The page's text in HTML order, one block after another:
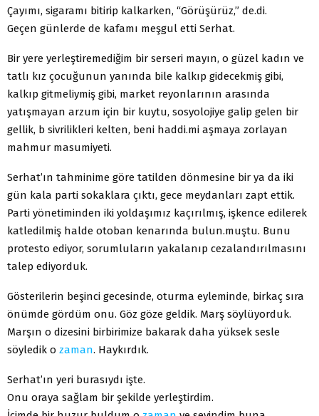
Çayımı, sigaramı bitirip kalkarken, “Görüşürüz,” de.di.
Geçen günlerde de kafamı meşgul etti Serhat.
Bir yere yerleştiremediğim bir serseri mayın, o güzel kadın ve
tatlı kız çocuğunun yanında bile kalkıp gidecekmiş gibi,
kalkıp gitmeliymiş gibi, market reyonlarının arasında
yatışmayan arzum için bir kuytu, sosyolojiye galip gelen bir
gellik, b sivrilikleri kelten, beni haddi.mi aşmaya zorlayan
mahmur masumiyeti.
Serhat’ın tahminime göre tatilden dönmesine bir ya da iki
gün kala parti sokaklara çıktı, gece meydanları zapt ettik.
Parti yönetiminden iki yoldaşımız kaçırılmış, işkence edilerek
katledilmiş halde otoban kenarında bulun.muştu. Bunu
protesto ediyor, sorumluların yakalanıp cezalandırılmasını
talep ediyorduk.
Gösterilerin beşinci gecesinde, oturma eyleminde, birkaç sıra
önümde gördüm onu. Göz göze geldik. Marş söylüyorduk.
Marşın o dizesini birbirimize bakarak daha yüksek sesle
söyledik o zaman. Haykırdık.
Serhat’ın yeri burasıydı işte.
Onu oraya sağlam bir şekilde yerleştirdim.